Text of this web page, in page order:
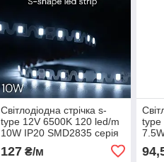
Світлодіодна стрічка s-
type 12V 6500K 120 led/m
10W IP20 SMD2835 серія
S-Shape гарантія 3 роки
127₴/м
type